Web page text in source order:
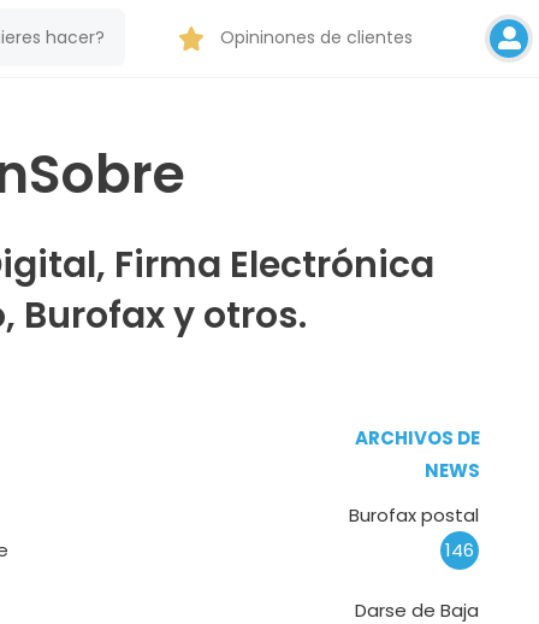
Opininones de clientes
Firma Electrónica
Burofax y otros.
ARCHIVOS DE
NEWS
Burofax postal
146
Darse de Baja